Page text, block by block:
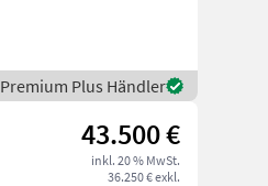
Premium Plus Händler
43.500 €
inkl. 20 % MwSt.
36.250 € exkl.